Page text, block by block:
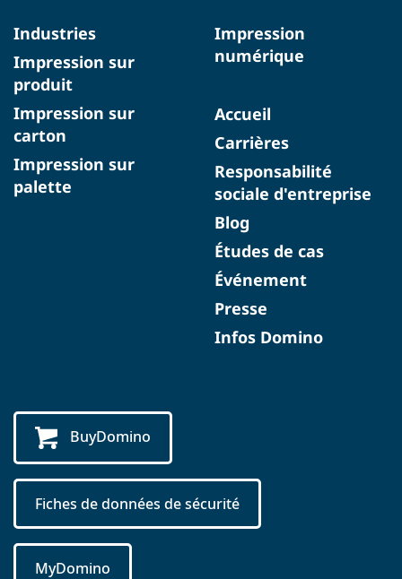
Industries
Impression sur
produit
Impression sur
carton
Impression sur
palette
Impression
numérique
Accueil
Carrières
Responsabilité
sociale d'entreprise
Blog
Études de cas
Événement
Presse
Infos Domino
BuyDomino
Fiches de données de sécurité
MyDomino